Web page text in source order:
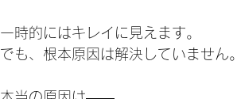
一時的にはキレイに見えます。
でも、根本原因は解決していません。